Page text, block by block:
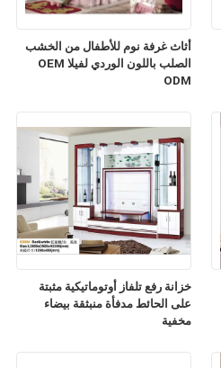
أثاث غرفة نوم للأطفال من الخشب
الصلب باللون الوردي لفيلا OEM
ODM
خزانة رفع تلفاز أوتوماتيكية مثبتة
على الحائط مدفأة منبثقة بيضاء
مخفية